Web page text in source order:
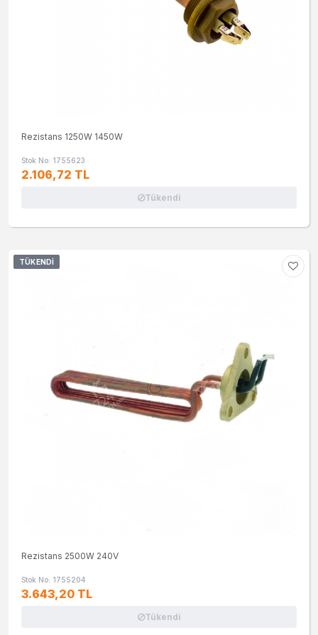
Rezistans 1250W 1450W
Stok No: 1755623
2.106,72 TL
Tükendi
TÜKENDI
Rezistans 2500W 240V
Stok No: 1755204
3.643,20 TL
Tükendi